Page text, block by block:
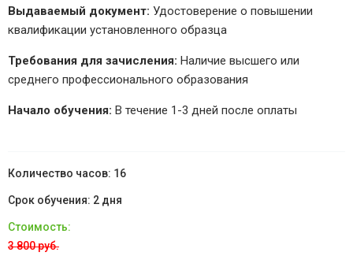
Выдаваемый документ: Удостоверение о повышении
квалификации установленного образца
Требования для зачисления: Наличие высшего или
среднего профессионального образования
Начало обучения: В течение 1-3 дней после оплаты
16
2 дня
3 800 руб.